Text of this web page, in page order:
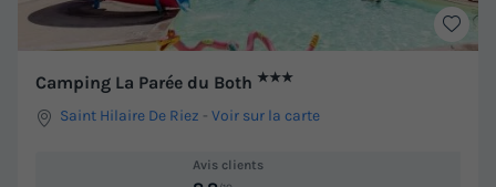
Camping La Parée du Both ★★★
Saint Hilaire De Riez -Voir sur la carte
Avis clients